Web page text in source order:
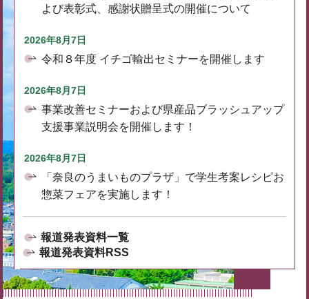
よび表彰式、感謝状贈呈式の開催について
2026年8月7日
令和８年度 イチゴ輸出セミナーを開催します
2026年8月7日
事業改善セミナーおよび県産品ブラッシュアップ
支援事業説明会を開催します！
2026年8月7日
「奈良のうまいものプラザ」で学生考案レシピお
惣菜フェアを実施します！
報道発表資料一覧
報道発表資料RSS